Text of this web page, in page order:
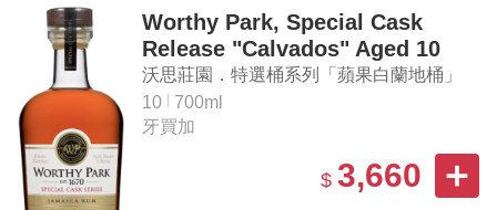
Worthy Park, Special Cask
Release "Calvados" Aged 10
Years Jamaica Rum
沃思莊園．特選桶系列「蘋果白蘭地桶」
10年牙買加蘭姆酒
10
700ml
牙買加
$ 3,660